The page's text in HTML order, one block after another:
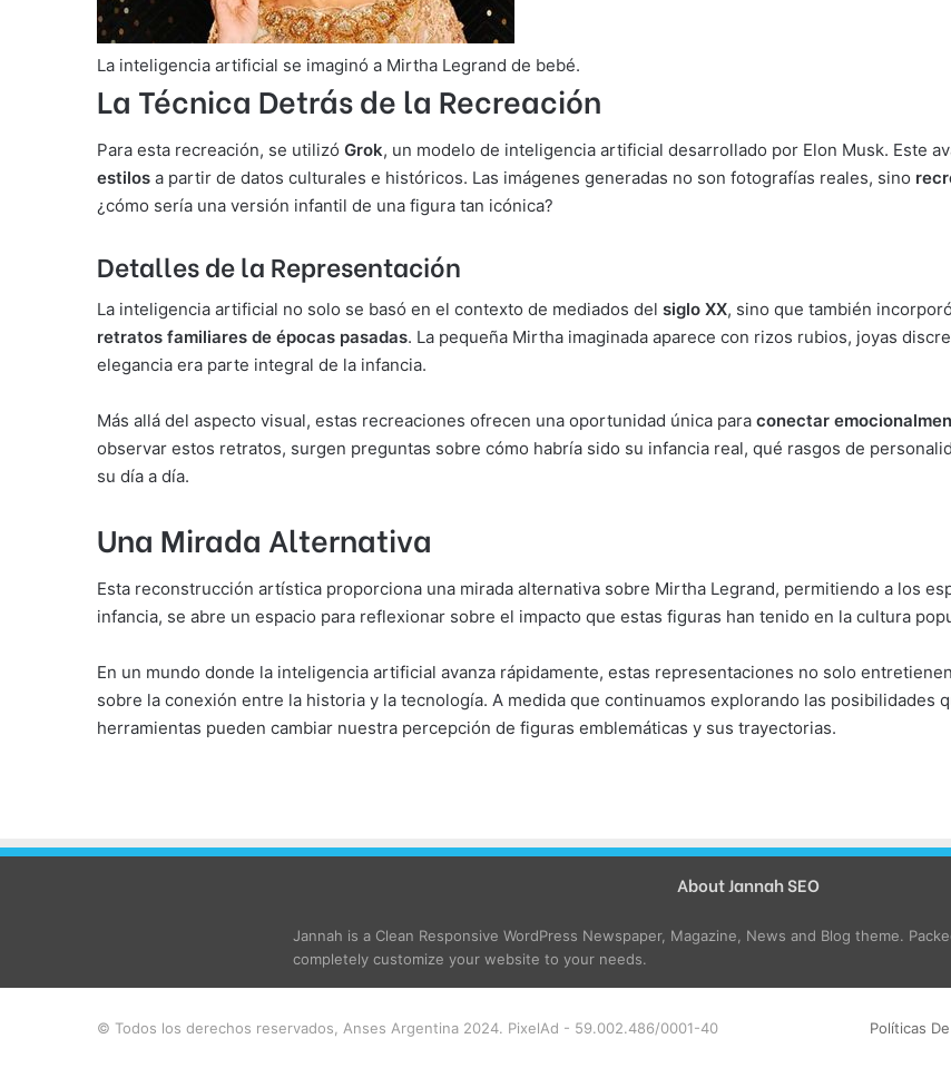
La inteligencia artificial se imaginó a Mirtha Legrand de bebé.
La Técnica Detrás de la Recreación
Para esta recreación, se utilizó Grok, un modelo de inteligencia artificial desarrollado por Elon Musk. Este
estilos a partir de datos culturales e históricos. Las imágenes generadas no son fotografías reales, sino
¿cómo sería una versión infantil de una figura tan icónica?
Detalles de la Representación
La inteligencia artificial no solo se basó en el contexto de mediados del siglo XX, sino que también
retratos familiares de épocas pasadas. La pequeña Mirtha imaginada aparece con rizos rubios, joyas
elegancia era parte integral de la infancia.
Más allá del aspecto visual, estas recreaciones ofrecen una oportunidad única para conectar
observar estos retratos, surgen preguntas sobre cómo habría sido su infancia real, qué rasgos de
su día a día.
Una Mirada Alternativa
Esta reconstrucción artística proporciona una mirada alternativa sobre Mirtha Legrand, permitiendo a los
infancia, se abre un espacio para reflexionar sobre el impacto que estas figuras han tenido en la cultura
En un mundo donde la inteligencia artificial avanza rápidamente, estas representaciones no solo
sobre la conexión entre la historia y la tecnología. A medida que continuamos explorando las posibilidades
herramientas pueden cambiar nuestra percepción de figuras emblemáticas y sus trayectorias.
About Jannah SEO
Jannah is a Clean Responsive WordPress Newspaper, Magazine, News and Blog theme.
completely customize your website to your needs.
© Todos los derechos reservados, Anses Argentina 2024. PixelAd - 59.002.486/0001-40 Políticas